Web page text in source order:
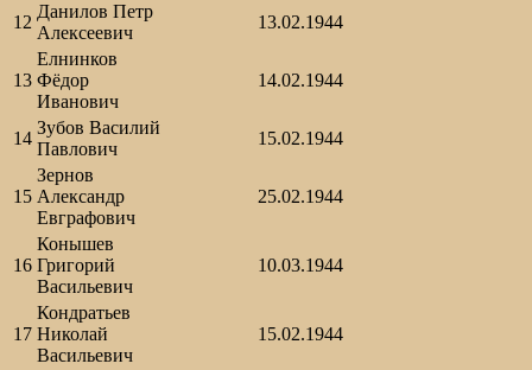
12
Данилов Петр
Алексеевич
13.02.1944
13
Елнинков
Фёдор
Иванович
14.02.1944
14
Зубов Василий
Павлович
15.02.1944
15
Зернов
Александр
Евграфович
25.02.1944
16
Конышев
Григорий
Васильевич
10.03.1944
17
Кондратьев
Николай
Васильевич
15.02.1944